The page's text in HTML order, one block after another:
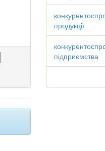
продукції
підприємства